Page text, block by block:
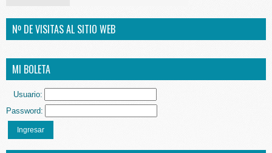
Nº DE VISITAS AL SITIO WEB
MI BOLETA
Usuario:
Password:
Ingresar